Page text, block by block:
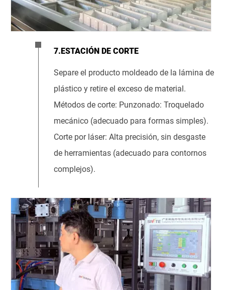
7.ESTACIÓN DE CORTE
Separe el producto moldeado de la lámina de
plástico y retire el exceso de material.
Métodos de corte: Punzonado: Troquelado
mecánico (adecuado para formas simples).
Corte por láser: Alta precisión, sin desgaste
de herramientas (adecuado para contornos
complejos).